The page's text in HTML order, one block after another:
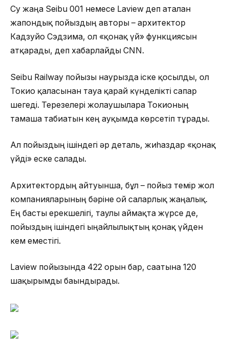
Су жаңа Seibu 001 немесе Laview деп аталған
жапондық пойыздың авторы – архитектор
Кадзуйо Сэдзима, ол «қонақ үй» функциясын
атқарады, деп хабарлайды CNN.
Seibu Railway пойызы наурызда іске қосылды, ол
Токио қаласынан тауға қарай күнделікті сапар
шегеді. Терезелері жолаушыларға Токионың
тамаша табиғатын кең ауқымда көрсетіп тұрады.
Ал пойыздың ішіндегі әр деталь, жиһаздар «қонақ
үйді» еске салады.
Архитектордың айтуынша, бұл – пойыз темір жол
компанияларының бәріне ой саларлық жаңалық.
Ең басты ерекшелігі, таулы аймақта жүрсе де,
пойыздың ішіндегі ыңғайлылықтың қонақ үйден
кем еместігі.
Laview пойызында 422 орын бар, сағатына 120
шақырымды бағындырады.